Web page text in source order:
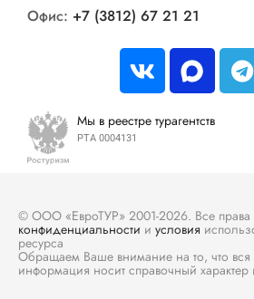
Офис: +7 (3812) 67 21 21
Мы в реестре турагентств
РТА 0004131
© ООО «ЕвроТУР» 2001-2026. Все
конфиденциальности и условия
ресурса
Обращаем Ваше внимание на то, что
информация носит справочный характер